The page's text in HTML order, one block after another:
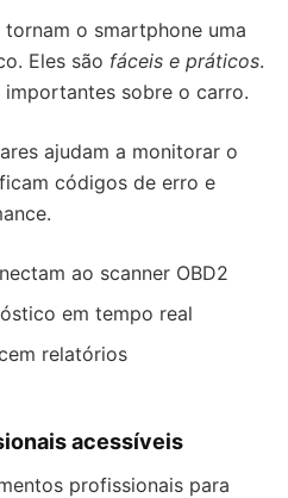
o smartphone uma
Eles são fáceis e práticos.
sobre o carro.
ajudam a monitorar o
códigos de erro e
ao scanner OBD2
em tempo real
relatórios
acessíveis
profissionais para